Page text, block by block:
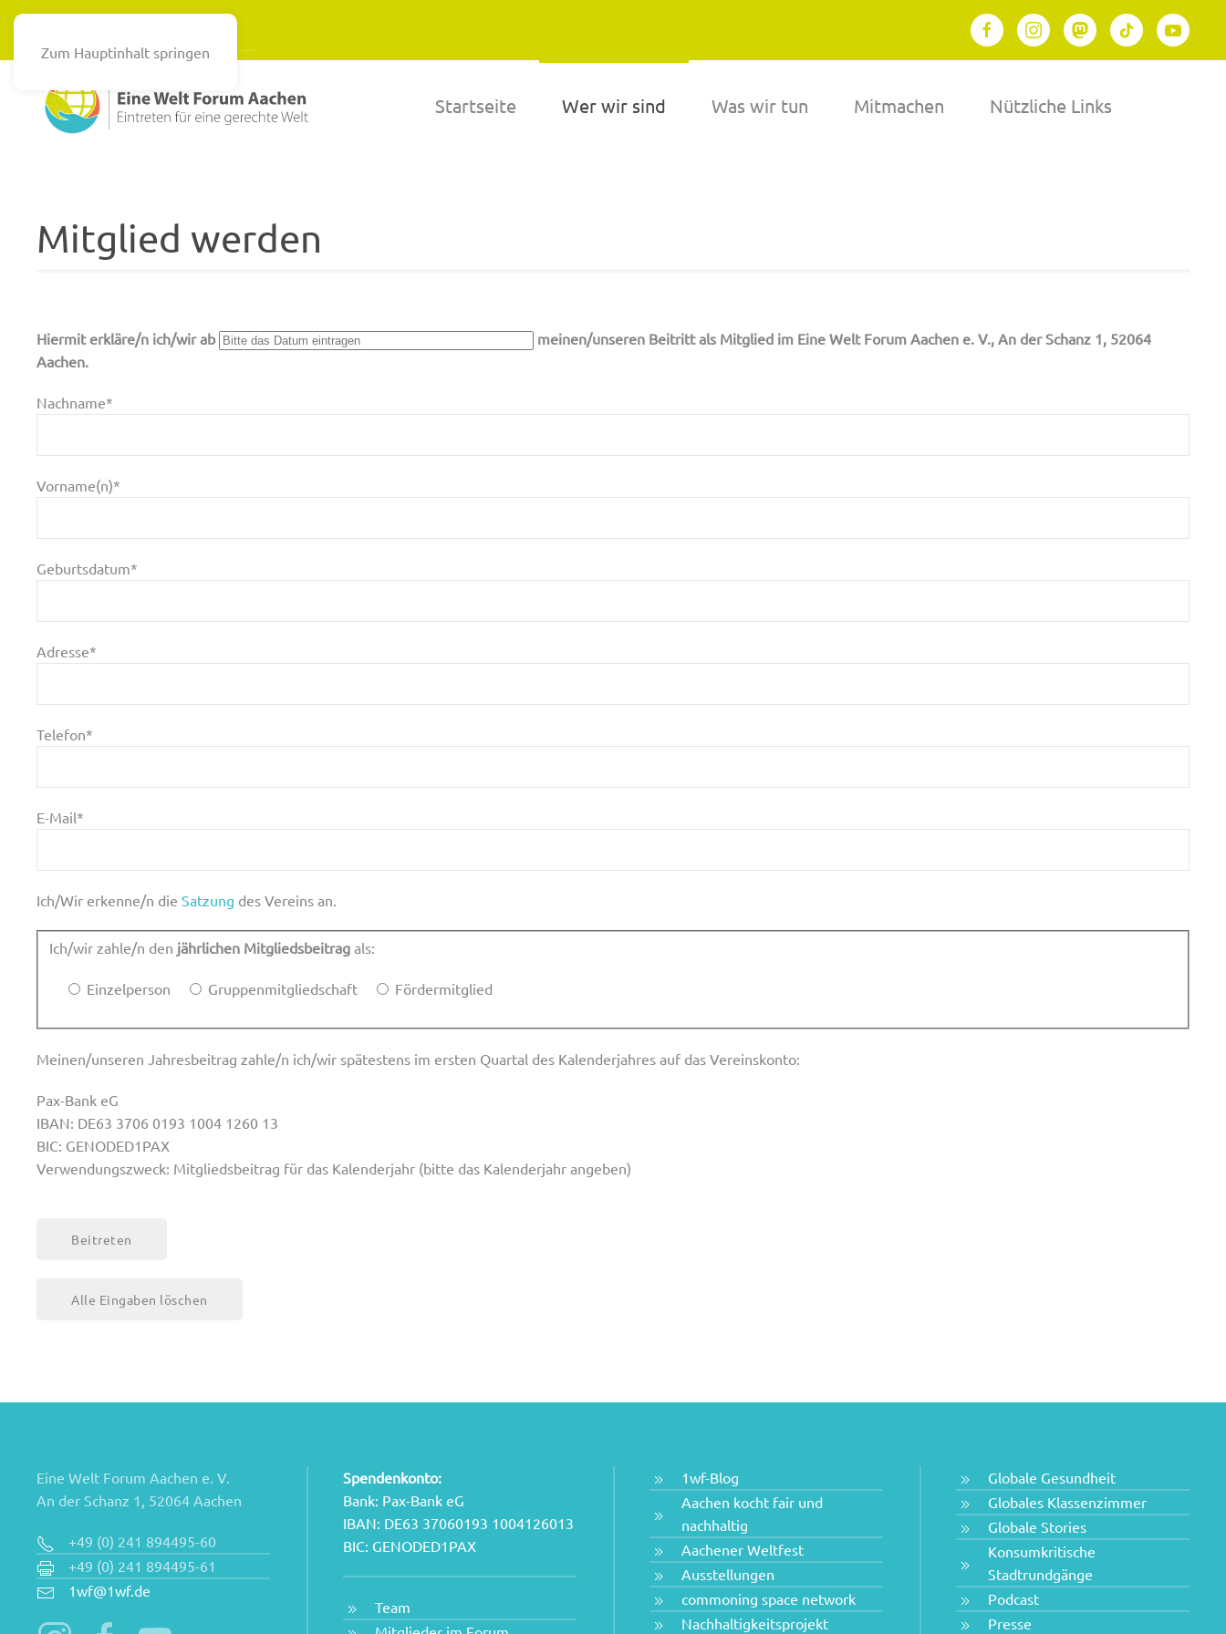
Zum Hauptinhalt springen
Startseite Wer wir sind Was wir tun Mitmachen Nützliche Links
Mitglied werden
Hiermit erkläre/n ich/wir ab
meinen/unseren Beitritt als Mitglied im Eine Welt Forum Aachen e. V., An der Schanz 1, 52064
Aachen.
Nachname*
Vorname(n)*
Geburtsdatum*
Adresse*
Telefon*
E-Mail*
Ich/Wir erkenne/n die Satzung des Vereins an.
Ich/wir zahle/n den jährlichen Mitgliedsbeitrag als:
Einzelperson Gruppenmitgliedschaft Fördermitglied
Meinen/unseren Jahresbeitrag zahle/n ich/wir spätestens im ersten Quartal des Kalenderjahres auf das Vereinskonto:
Pax-Bank eG
IBAN: DE63 3706 0193 1004 1260 13
BIC: GENODED1PAX
Verwendungszweck: Mitgliedsbeitrag für das Kalenderjahr (bitte das Kalenderjahr angeben)
Eine Welt Forum Aachen e. V.
An der Schanz 1, 52064 Aachen
+49 (0) 241 894495-60
+49 (0) 241 894495-61
1wf@1wf.de
Spendenkonto:
Bank: Pax-Bank eG
IBAN: DE63 37060193 1004126013
BIC: GENODED1PAX
Team
1wf-Blog
Aachen kocht fair und
nachhaltig
Aachener Weltfest
Ausstellungen
commoning space network
Nachhaltigkeitsprojekt
Globale Gesundheit
Globales Klassenzimmer
Globale Stories
Konsumkritische
Stadtrundgänge
Podcast
Presse